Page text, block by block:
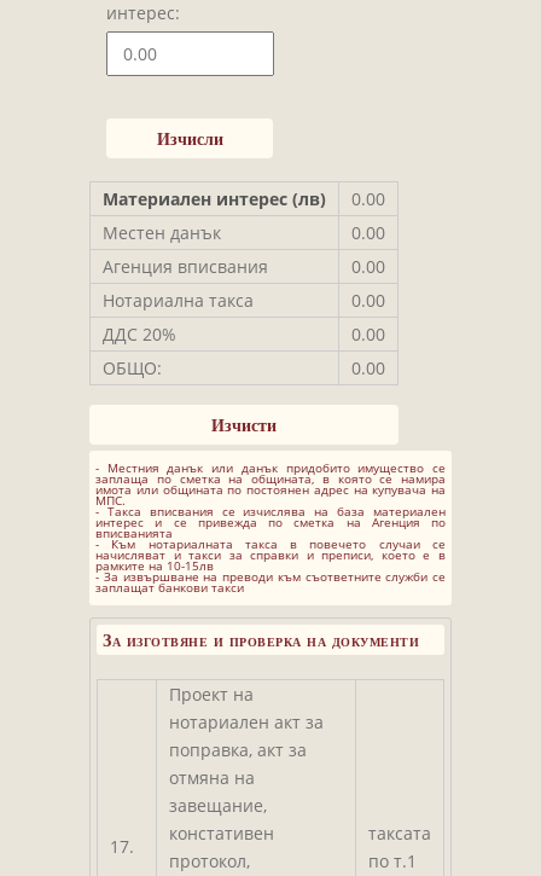
интерес:
Материален интерес (лв)
0.00
Местен данък
0.00
Агенция вписвания
0.00
Нотариална такса
0.00
ДДС 20%
0.00
ОБЩО:
0.00
- Местния данък или данък придобито имущество се
заплаща по сметка на общината, в която се намира
имота или общината по постоянен адрес на купувача на
МПС.
- Такса вписвания се изчислява на база материален
интерес и се привежда по сметка на Агенция по
вписванията
- Към нотариалната такса в повечето случаи се
начисляват и такси за справки и преписи, което е в
рамките на 10-15лв
- За извършване на преводи към съответните служби се
заплащат банкови такси
За изготвяне и проверка на документи
17.
Проект на
нотариален акт за
поправка, акт за
отмяна на
завещание,
констативен
протокол,
таксата
по т.1